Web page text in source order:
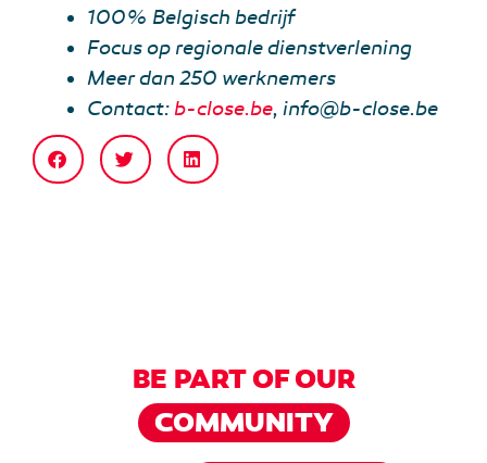
100% Belgisch bedrijf
Focus op regionale dienstverlening
Meer dan 250 werknemers
Contact:b-close.be, info@b-close.be
BE PART OF OUR
COMMUNITY